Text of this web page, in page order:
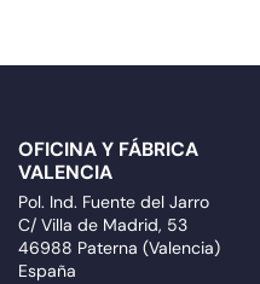
OFICINA Y FÁBRICA
VALENCIA
Pol. Ind. Fuente del Jarro
C/ Villa de Madrid, 53
46988 Paterna (Valencia)
España